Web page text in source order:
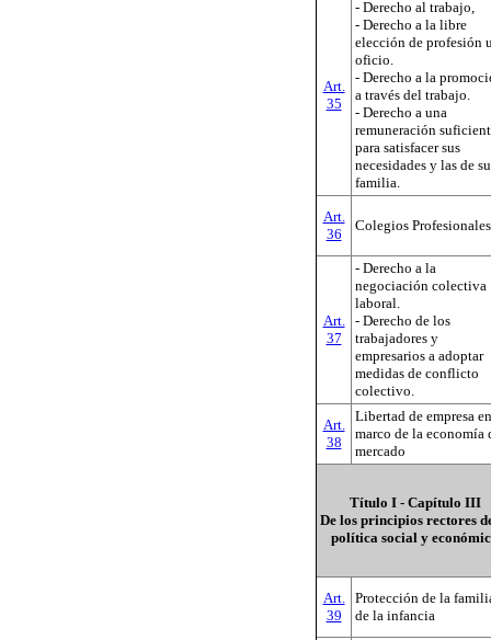
Art.
35
- Derecho al trabajo,
- Derecho a la libre
elección de profesión
oficio.
- Derecho a la
a través del trabajo.
- Derecho a una
remuneración
para satisfacer sus
necesidades y las de su
familia.
Art.
36
Colegios Profesionales
Art.
37
- Derecho a la
negociación colectiva
laboral.
- Derecho de los
trabajadores y
empresarios a adoptar
medidas de conflicto
colectivo.
Art.
38
Libertad de empresa
marco de la economía
mercado
Título I - Capítulo III
De los principios rectores
política social y
Art.
39
Protección de la
de la infancia